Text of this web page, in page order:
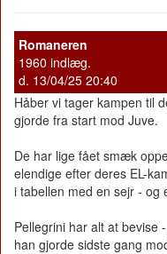
Romaneren
1960 indlæg.
d. 13/04/25 20:40
Håber vi tager kampen til
gjorde fra start mod Juve.
De har lige fået smæk
elendige efter deres EL-
i tabellen med en sejr -
Pellegrini har alt at bevise
han gjorde sidste gang